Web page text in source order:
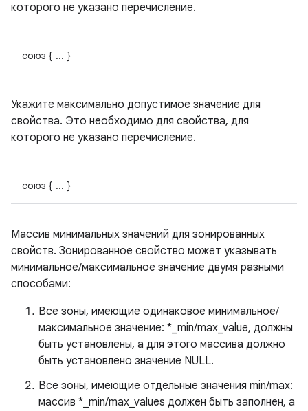
которого не указано перечисление.
союз { ... }
Укажите максимально допустимое значение для
свойства. Это необходимо для свойства, для
которого не указано перечисление.
союз { ... }
Массив минимальных значений для зонированных
свойств. Зонированное свойство может указывать
минимальное/максимальное значение двумя разными
способами:
Все зоны, имеющие одинаковое минимальное/
максимальное значение: *_min/max_value, должны
быть установлены, а для этого массива должно
быть установлено значение NULL.
Все зоны, имеющие отдельные значения min/max:
массив *_min/max_values ​​должен быть заполнен, а